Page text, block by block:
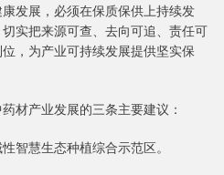
展，必须在保质保供上持续发
实把来源可查、去向可追、责任可
，为产业可持续发展提供坚实保
产业发展的三条主要建议：
慧生态种植综合示范区。